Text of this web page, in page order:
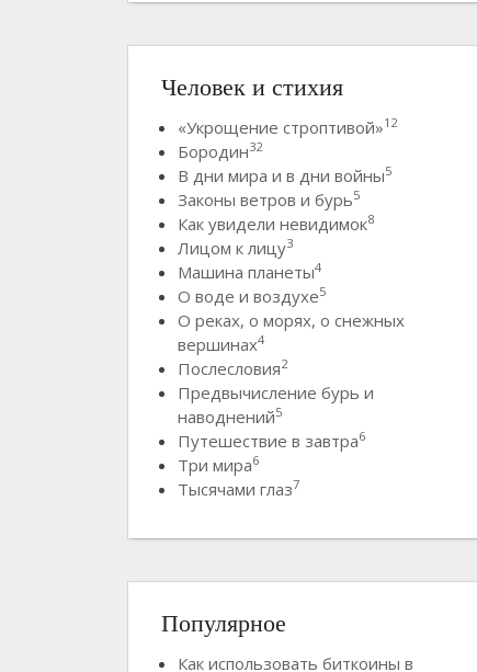
Человек и стихия
«Укрощение строптивой»12
Бородин32
В дни мира и в дни войны5
Законы ветров и бурь5
Как увидели невидимок8
Лицом к лицу3
Машина планеты4
О воде и воздухе5
О реках, о морях, о снежных
вершинах4
Послесловия2
Предвычисление бурь и
наводнений5
Путешествие в завтра6
Три мира6
Тысячами глаз7
Популярное
Как использовать биткоины в